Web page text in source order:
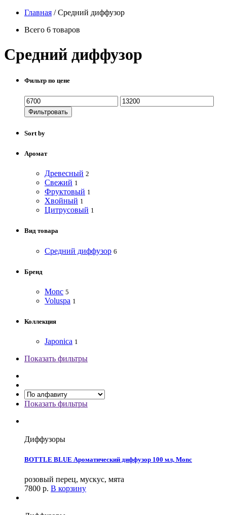
Главная /Средний диффузор
Всего 6 товаров
Средний диффузор
Фильтр по цене
Фильтровать
Sort by
Аромат
Древесный 2
Свежий 1
Фруктовый 1
Хвойный 1
Цитрусовый 1
Вид товара
Средний диффузор 6
Бренд
Monc 5
Voluspa 1
Коллекция
Japonica 1
Показать фильтры
Показать фильтры
Диффузоры
BOTTLE BLUE Ароматический диффузор 100 мл, Monc
розовый перец, мускус, мята
7800 р. В корзину